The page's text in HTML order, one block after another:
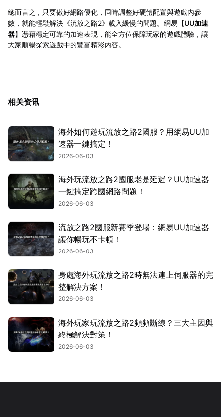
總而言之，只要做好網路優化，同時調整好硬體配置與遊戲內參
數，就能輕鬆解決《流放之路2》載入緩慢的問題。網易【UU加速
器】憑藉穩定可靠的加速表現，能全方位保障玩家的遊戲體驗，讓
大家順暢探索遊戲中的豐富精彩內容。
相关资讯
海外如何遊玩流放之路2國服？用網易UU加
速器一鍵搞定！
2026-06-03
海外玩流放之路2國服老是延遲？UU加速器
一鍵搞定跨國網路問題！
2026-06-03
流放之路2國服新賽季登場：網易UU加速器
讓你暢玩不卡頓！
2026-06-03
身處海外玩流放之路2時無法連上伺服器的完
整解決方案！
2026-06-03
海外玩家玩流放之路2頻頻斷線？三大主因與
終極解決對策！
2026-06-03